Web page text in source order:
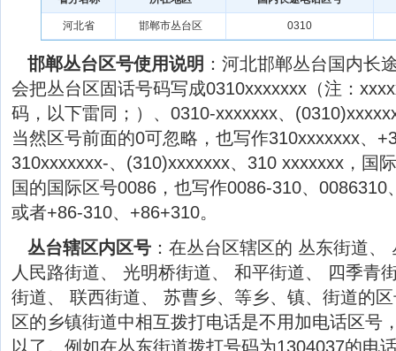
河北省 邯郸市丛台区 0310
邯郸丛台区号使用说明 ：河北邯郸丛台国内长
会把丛台区固话号码写成0310xxxxxxx（注：
码，以下雷同；）、0310-xxxxxxx、
当然区号前面的0可忽略，也写作310xxxxxxx、
310xxxxxxx-、(310)xxxxxxx、310 xxxxxxx，国
国的国际区号0086，也写作0086-310、0086310
或者+86-310、+86+310。
丛台辖区内区号 ：在丛台区辖区的 丛东街道
人民路街道、 光明桥街道、 和平街道、 四季青
街道、 联西街道、 苏曹乡、等乡、镇、街道的
区的乡镇街道中相互拨打电话是不用加电话区号
以了。例如在丛东街道拨打号码为1304037的电